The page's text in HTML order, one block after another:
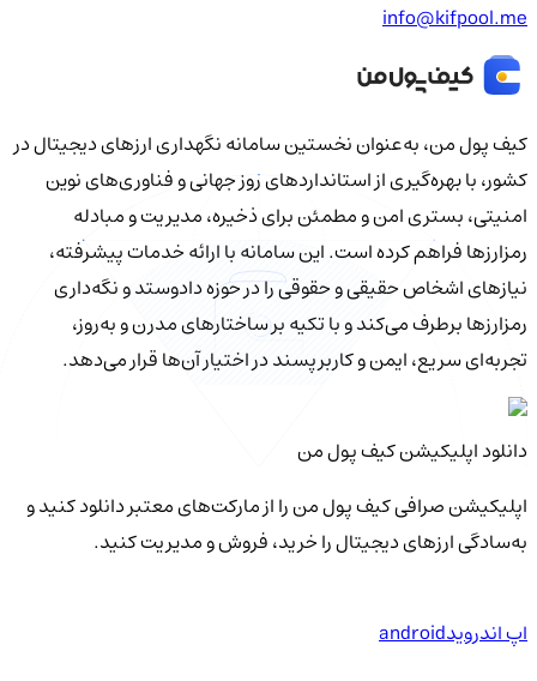
info@kifpool.me
کیف‌ پول من، به‌عنوان نخستین سامانه نگهداری ارزهای دیجیتال در
کشور، با بهره‌گیری از استانداردهای روز جهانی و فناوری‌های نوین
امنیتی، بستری امن و مطمئن برای ذخیره، مدیریت و مبادله
رمزارزها فراهم کرده است. این سامانه با ارائه خدمات پیشرفته،
نیازهای اشخاص حقیقی و حقوقی را در حوزه دادوستد و نگه‌داری
رمزارزها برطرف می‌کند و با تکیه بر ساختارهای مدرن و به‌روز،
تجربه‌ای سریع، ایمن و کاربرپسند در اختیار آن‌ها قرار می‌دهد.
دانلود اپلیکیشن کیف‌ پول من
اپلیکیشن صرافی کیف پول من را از مارکت‌های معتبر دانلود کنید و
به‌سادگی ارزهای دیجیتال را خرید، فروش و مدیریت کنید.
اپ اندرویدandroid